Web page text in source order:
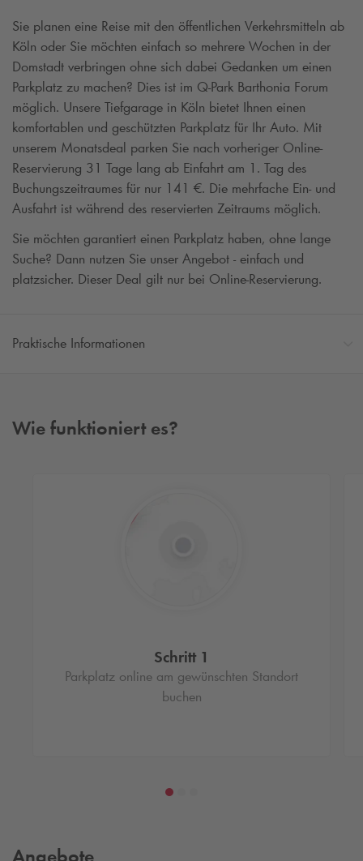
Sie planen eine Reise mit den öffentlichen Verkehrsmitteln ab
Köln oder Sie möchten einfach so mehrere Wochen in der
Domstadt verbringen ohne sich dabei Gedanken um einen
Parkplatz zu machen? Dies ist im Q-Park Barthonia Forum
möglich. Unsere Tiefgarage in Köln bietet Ihnen einen
komfortablen und geschützten Parkplatz für Ihr Auto. Mit
unserem Monatsdeal parken Sie nach vorheriger Online-
Reservierung 31 Tage lang ab Einfahrt am 1. Tag des
Buchungszeitraumes für nur 141 €. Die mehrfache Ein- und
Ausfahrt ist während des reservierten Zeitraums möglich.
Sie möchten garantiert einen Parkplatz haben, ohne lange
Suche? Dann nutzen Sie unser Angebot - einfach und
platzsicher. Dieser Deal gilt nur bei Online-Reservierung.
Praktische Informationen
Wie funktioniert es?
Schritt 1
Parkplatz online am gewünschten Standort
buchen
Angebote